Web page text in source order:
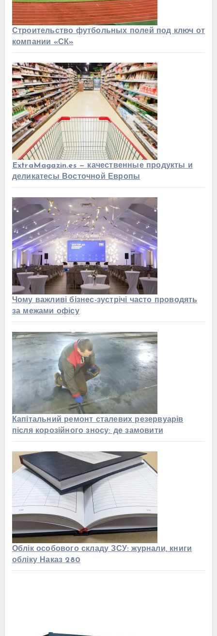
Строительство футбольных полей под ключ от
компании «СК»
ExtraMagazin.es — качественные продукты и
деликатесы Восточной Европы
Чому важливі бізнес-зустрічі часто проводять
за межами офісу
Капітальний ремонт сталевих резервуарів
після корозійного зносу: де замовити
Облік особового складу ЗСУ: журнали, книги
обліку Наказ 280